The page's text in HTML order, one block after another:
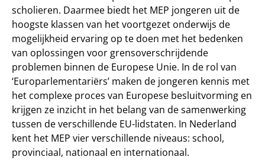
scholieren. Daarmee biedt het MEP jongeren uit de
hoogste klassen van het voortgezet onderwijs de
mogelijkheid ervaring op te doen met het bedenken
van oplossingen voor grensoverschrijdende
problemen binnen de Europese Unie. In de rol van
‘Europarlementariërs’ maken de jongeren kennis met
het complexe proces van Europese besluitvorming en
krijgen ze inzicht in het belang van de samenwerking
tussen de verschillende EU-lidstaten. In Nederland
kent het MEP vier verschillende niveaus: school,
provinciaal, nationaal en internationaal.